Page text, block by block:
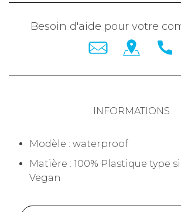
Besoin d'aide pour votre
INFORMATIONS
Modèle : waterproof
Matière : 100% Plastique type
Vegan